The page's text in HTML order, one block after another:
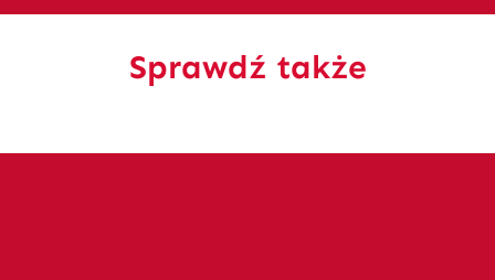
Sprawdź także